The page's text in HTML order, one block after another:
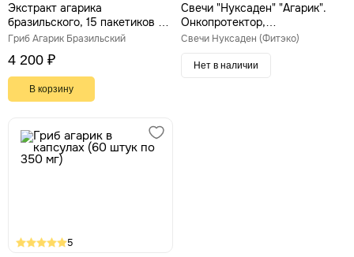
Экстракт агарика
бразильского, 15 пакетиков по
2 г
Гриб Агарик Бразильский
4 200 ₽
В корзину
Свечи "Нуксаден" "Агарик".
Онкопротектор,
иммуномодулятор,
Свечи Нуксаден (Фитэко)
Нет в наличии
5